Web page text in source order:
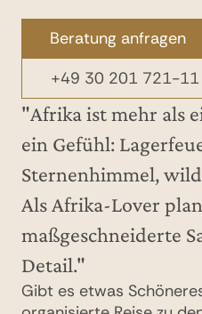
Beratung anfragen
+49 30 201 721-11
"Afrika ist mehr als
ein Gefühl:
Sternenhimmel,
Als Afrika-Lover
maßgeschneiderte
Detail."
Gibt es etwas